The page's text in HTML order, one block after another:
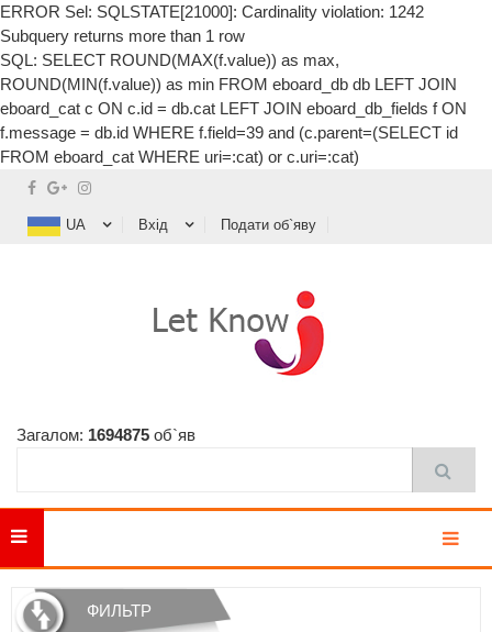
ERROR Sel: SQLSTATE[21000]: Cardinality violation: 1242
Subquery returns more than 1 row
SQL: SELECT ROUND(MAX(f.value)) as max,
ROUND(MIN(f.value)) as min FROM eboard_db db LEFT JOIN
eboard_cat c ON c.id = db.cat LEFT JOIN eboard_db_fields f ON
f.message = db.id WHERE f.field=39 and (c.parent=(SELECT id
FROM eboard_cat WHERE uri=:cat) or c.uri=:cat)
UA Вхід Подати об`яву
Загалом: 1694875 об`яв
ФИЛЬТР